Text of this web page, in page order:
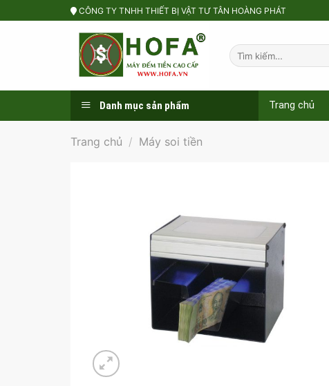
to
CÔNG TY TNHH THIẾT BỊ VẬT TƯ TÂN HOÀNG PHÁT
Tìm
kiếm:
Danh mục sản phẩm Trang chủ
Trang chủ / Máy soi tiền